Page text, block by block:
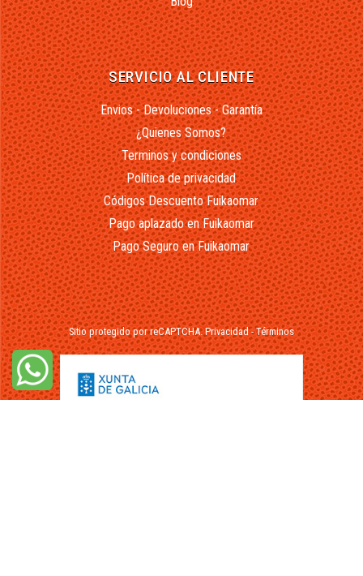
SERVICIO AL CLIENTE
Envios - Devoluciones - Garantía
¿Quienes Somos?
Terminos y condiciones
Política de privacidad
Códigos Descuento Fuikaomar
Pago aplazado en Fuikaomar
Pago Seguro en Fuikaomar
Sitio protegido por reCAPTCHA.Privacidad-Términos